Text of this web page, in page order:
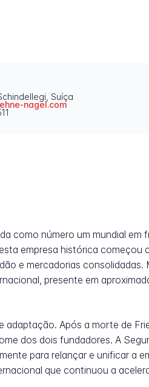
Suíça
nagel.com
como número um mundial em
empresa histórica começou
e mercadorias consolidadas.
presente em
Após a morte de
dos dois fundadores. A
para relançar e unificar a
que continuou a